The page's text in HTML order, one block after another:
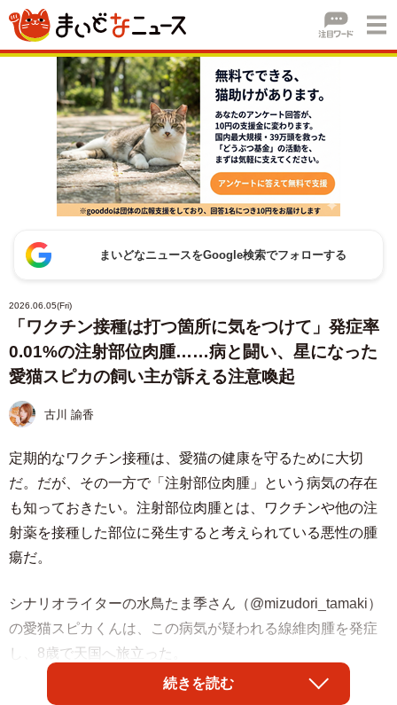
まいどなニュースをGoogle検索でフォローする
2026.06.05(Fri)
「ワクチン接種は打つ箇所に気をつけて」発症率
0.01%の注射部位肉腫……病と闘い、星になった
愛猫スピカの飼い主が訴える注意喚起
古川 諭香
定期的なワクチン接種は、愛猫の健康を守るために大切
だ。だが、その一方で「注射部位肉腫」という病気の存在
も知っておきたい。注射部位肉腫とは、ワクチンや他の注
射薬を接種した部位に発生すると考えられている悪性の腫
瘍だ。
シナリオライターの水鳥たま季さん（@mizudori_tamaki）
の愛猫スピカくんは、この病気が疑われる線維肉腫を発症
し、8歳で天国へ旅立った。
続きを読む